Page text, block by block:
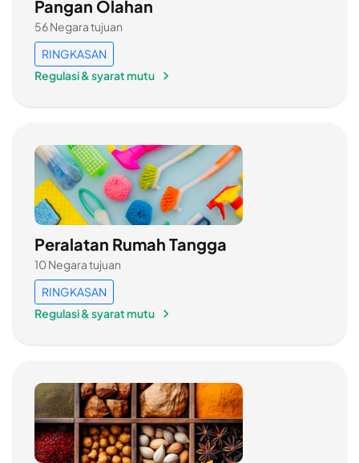
Pangan Olahan
56 Negara tujuan
RINGKASAN
Regulasi & syarat mutu
Peralatan Rumah Tangga
10 Negara tujuan
RINGKASAN
Regulasi & syarat mutu